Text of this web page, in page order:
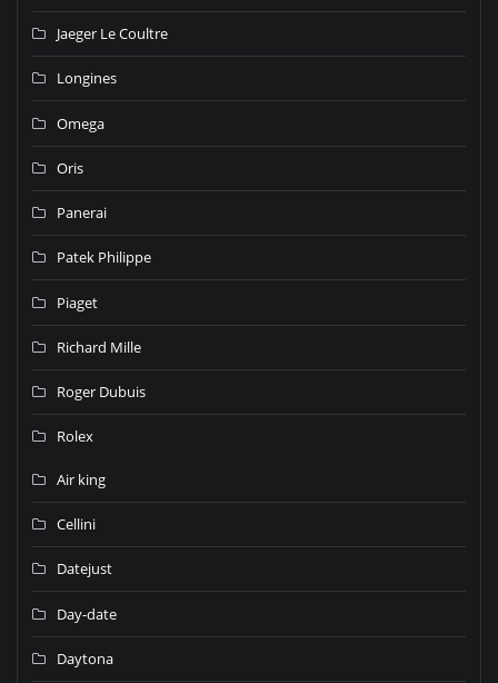
Jaeger Le Coultre
Longines
Omega
Oris
Panerai
Patek Philippe
Piaget
Richard Mille
Roger Dubuis
Rolex
Air king
Cellini
Datejust
Day-date
Daytona